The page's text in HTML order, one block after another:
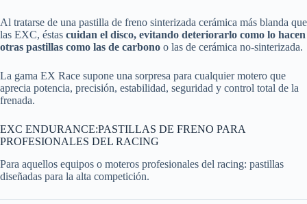
Al tratarse de una pastilla de freno sinterizada cerámica más blanda que
las EXC, éstas cuidan el disco, evitando deteriorarlo como lo hacen
otras pastillas como las de carbono o las de cerámica no-sinterizada.
La gama EX Race supone una sorpresa para cualquier motero que
aprecia potencia, precisión, estabilidad, seguridad y control total de la
frenada.
EXC ENDURANCE:PASTILLAS DE FRENO PARA
PROFESIONALES DEL RACING
Para aquellos equipos o moteros profesionales del racing: pastillas
diseñadas para la alta competición.